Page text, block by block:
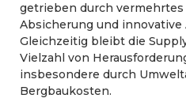
getrieben durch
Absicherung und innovative
Gleichzeitig bleibt die
Vielzahl von
insbesondere durch
Bergbaukosten.